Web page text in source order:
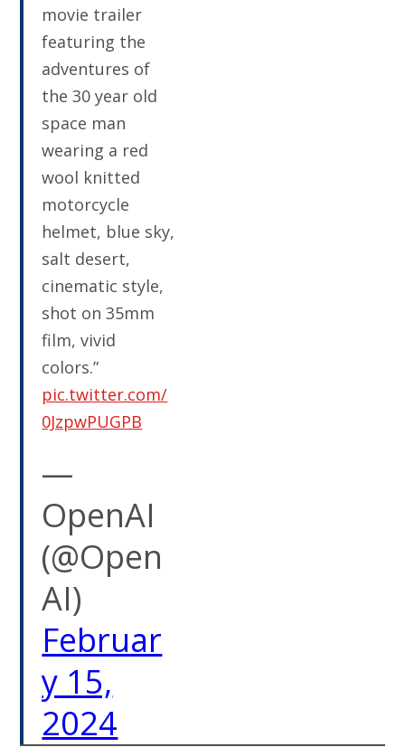
movie trailer
featuring the
adventures of
the 30 year old
space man
wearing a red
wool knitted
motorcycle
helmet, blue sky,
salt desert,
cinematic style,
shot on 35mm
film, vivid
colors.”
pic.twitter.com/
0JzpwPUGPB
—
OpenAI
(@Open
AI)
Februar
y 15,
2024